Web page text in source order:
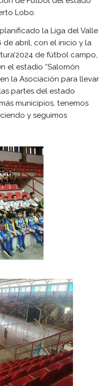
Lobo.
la Liga del Valle
de abril, con el inicio y la
de fútbol campo,
el estadio “Salomón
la Asociación para llevar
partes del estado
municipios, tenemos
y seguimos